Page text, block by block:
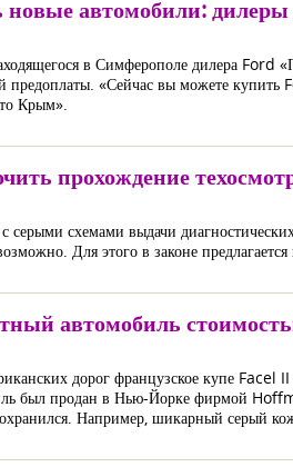
автомобили: дилеры
в Симферополе дилера
«Сейчас вы можете купить
Крым».
прохождение
серыми схемами выдачи
Для этого в законе
автомобиль
дорог французское купе
был продан в Нью-Йорке фирмой
Например, шикарный серый